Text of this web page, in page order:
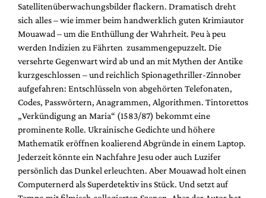
Satellitenüberwachungsbilder flackern. Dramatisch dreht
sich alles – wie immer beim handwerklich guten Krimiautor
Mouawad – um die Enthüllung der Wahrheit. Peu à peu
werden Indizien zu Fährten zusammengepuzzelt. Die
versehrte Gegenwart wird ab und an mit Mythen der Antike
kurzgeschlossen – und reichlich Spionagethriller-Zinnober
aufgefahren: Entschlüsseln von abgehörten Telefonaten,
Codes, Passwörtern, Anagrammen, Algorithmen. Tintorettos
„Verkündigung an Maria“ (1583/87) bekommt eine
prominente Rolle. Ukrainische Gedichte und höhere
Mathematik eröffnen koalierend Abgründe in einem Laptop.
Jederzeit könnte ein Nachfahre Jesu oder auch Luzifer
persönlich das Dunkel erleuchten. Aber Mouawad holt einen
Computernerd als Superdetektiv ins Stück. Und setzt auf